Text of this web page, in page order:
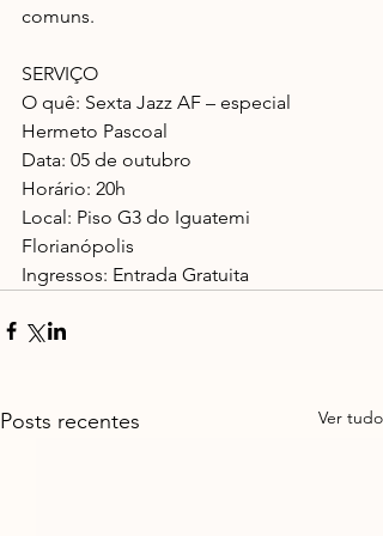
comuns.
SERVIÇO
O quê: Sexta Jazz AF – especial
Hermeto Pascoal
Data: 05 de outubro
Horário: 20h
Local: Piso G3 do Iguatemi
Florianópolis
Ingressos: Entrada Gratuita
Posts recentes Ver tudo